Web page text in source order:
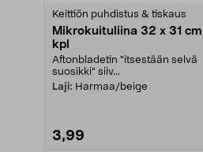
Keittiön puhdistus & tiskaus
Mikrokuituliina 32 x 31
kpl
Aftonbladetin "itsestään selvä
suosikki" siiv...
Laji: Harmaa/beige
3,99